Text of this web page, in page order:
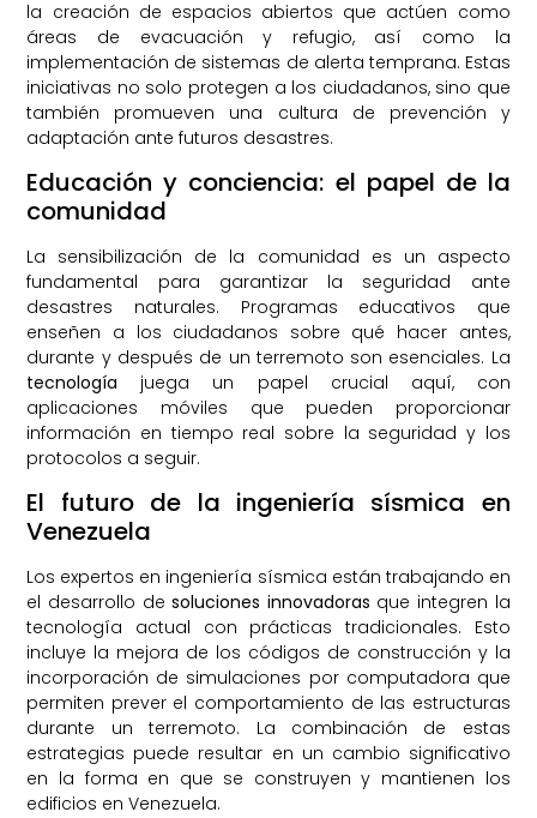
la creación de espacios abiertos que actúen como
áreas de evacuación y refugio, así como la
implementación de sistemas de alerta temprana. Estas
iniciativas no solo protegen a los ciudadanos, sino que
también promueven una cultura de prevención y
adaptación ante futuros desastres.
Educación y conciencia: el papel de la
comunidad
La sensibilización de la comunidad es un aspecto
fundamental para garantizar la seguridad ante
desastres naturales. Programas educativos que
enseñen a los ciudadanos sobre qué hacer antes,
durante y después de un terremoto son esenciales. La
tecnología juega un papel crucial aquí, con
aplicaciones móviles que pueden proporcionar
información en tiempo real sobre la seguridad y los
protocolos a seguir.
El futuro de la ingeniería sísmica en
Venezuela
Los expertos en ingeniería sísmica están trabajando en
el desarrollo desoluciones innovadoras que integren la
tecnología actual con prácticas tradicionales. Esto
incluye la mejora de los códigos de construcción y la
incorporación de simulaciones por computadora que
permiten prever el comportamiento de las estructuras
durante un terremoto. La combinación de estas
estrategias puede resultar en un cambio significativo
en la forma en que se construyen y mantienen los
edificios en Venezuela.